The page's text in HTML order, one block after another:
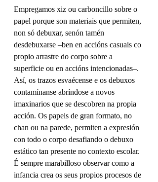
Empregamos xiz ou carboncillo sobre o
papel porque son materiais que permiten,
non só debuxar, senón tamén
desdebuxarse –ben en accións casuais co
propio arrastre do corpo sobre a
superficie ou en accións intencionadas–.
Así, os trazos esvaécense e os debuxos
contamínanse abríndose a novos
imaxinarios que se descobren na propia
acción. Os papeis de gran formato, no
chan ou na parede, permiten a expresión
con todo o corpo desafiando o debuxo
estático tan presente no contexto escolar.
É sempre marabilloso observar como a
infancia crea os seus propios procesos de